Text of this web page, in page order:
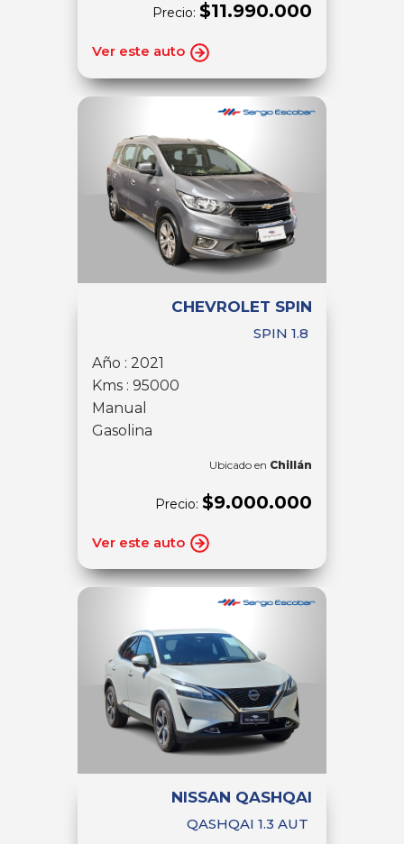
Precio: $11.990.000
Ver este auto
CHEVROLET SPIN
SPIN 1.8
Año : 2021
Kms : 95000
Manual
Gasolina
Ubicado en Chillán
Precio: $9.000.000
Ver este auto
NISSAN QASHQAI
QASHQAI 1.3 AUT